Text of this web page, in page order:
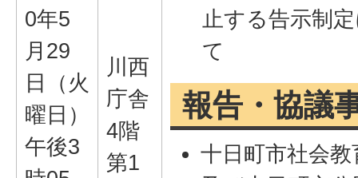
0年5
月29
日（火
曜日）
午後3
川西
庁舎
4階
第1
止する告示制
て
報告・協議
十日町市社会教